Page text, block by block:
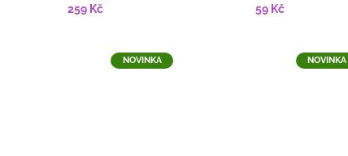
259 Kč 59 Kč
NOVINKA NOVINKA